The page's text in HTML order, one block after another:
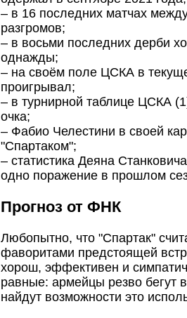
– в 16 последних матчах
разгромов;
– в восьми последних дерби
однажды;
– на своём поле ЦСКА в
проигрывал;
– в турнирной таблице ЦСКА
очка;
– Фабио Челестини в своей
"Спартаком";
– статистика Деяна
одно поражение в прошлом
Прогноз от ФНК
Любопытно, что "Спартак"
фаворитами предстоящей
хорош, эффективен и
равные: армейцы резво бегут
найдут возможности это